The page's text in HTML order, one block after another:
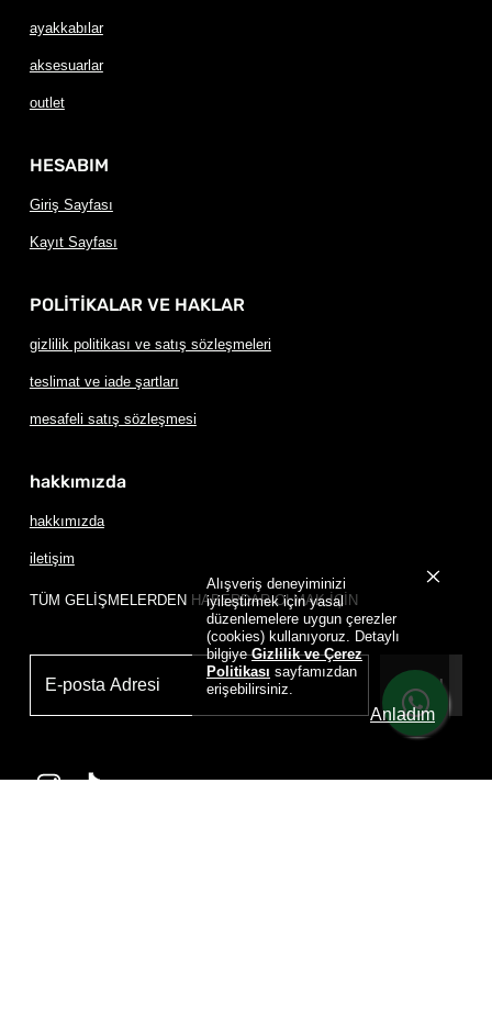
Alışveriş deneyiminizi
iyileştirmek için yasal
düzenlemelere uygun çerezler
(cookies) kullanıyoruz. Detaylı
bilgiyeGizlilik ve Çerez
Politikası sayfamızdan
erişebilirsiniz.
Anladım
ayakkabılar
aksesuarlar
outlet
HESABIM
Giriş Sayfası
Kayıt Sayfası
POLİTİKALAR VE HAKLAR
gizlilik politikası ve satış sözleşmeleri
teslimat ve iade şartları
mesafeli satış sözleşmesi
hakkımızda
hakkımızda
iletişim
TÜM GELİŞMELERDEN HABERDAR OLMAK İÇİN
Üye Ol